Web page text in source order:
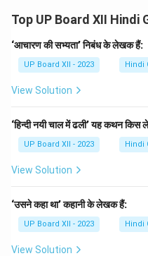
*"तू नदियों की धारा है, मैं
Top UP Board XII Hindi
‘आचारण की सभ्यता’ निबंध के लेखक हैं:
UP Board XII - 2023 Hindi
View Solution
‘हिन्दी नयी चाल में ढली’ यह कथन
UP Board XII - 2023 Hindi
View Solution
‘उसने कहा था’ कहानी के लेखक हैं:
UP Board XII - 2023 Hindi
View Solution